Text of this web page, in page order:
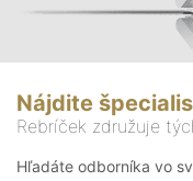
Nájdite
Rebríček združuje
Hľadáte odborníka vo